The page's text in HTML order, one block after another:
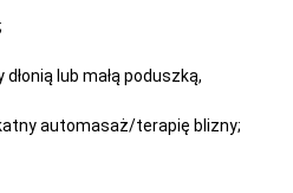
lub małą poduszką,
automasaż/terapię blizny;